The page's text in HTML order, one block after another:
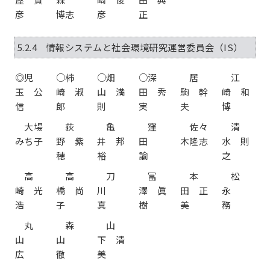
彦
博志
彦
正
5.2.4 情報システムと社会環境研究運営委員会（IS）
◎児
玉 公
信
○柿
崎 淑
郎
○畑
山 満
則
○深
田 秀
実
居
駒 幹
夫
江
崎 和
博
大場
みち子
荻
野 紫
穂
亀
井 邦
裕
窪
田
諭
佐々
木隆志
清
水 則
之
高
崎 光
浩
高
橋 尚
子
刀
川
真
冨
澤 眞
樹
本
田 正
美
松
永
務
丸
山
広
森
山
徹
山
下 清
美